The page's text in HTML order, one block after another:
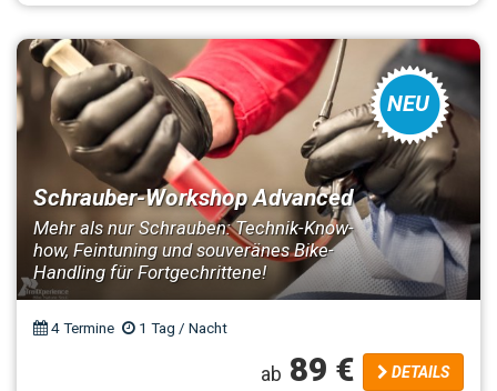
NEU
Schrauber-Workshop Advanced
Mehr als nur Schrauben: Technik-Know-
how, Feintuning und souveränes Bike-
Handling für Fortgechrittene!
4 Termine 1 Tag / Nacht
DETAILS
ab 89 €